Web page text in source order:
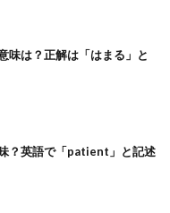
味は？正解は「はまる」と
？英語で「patient」と記述